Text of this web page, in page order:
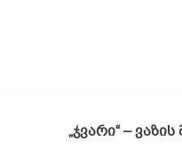
„ჯვარი“ –